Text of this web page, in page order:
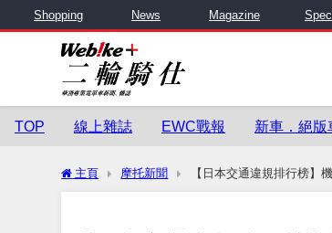
Shopping News Magazine
TOP 線上雜誌 EWC戰報 新車．絕版
主頁 摩托新聞 【日本交通違規排行榜】